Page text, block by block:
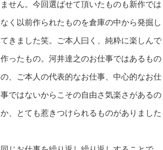
ません。今回選ばせて頂いたものも新作では
なく以前作られたものを倉庫の中から発掘し
てきました笑。ご本人曰く、純粋に楽しんで
作ったもの。河井達之のお仕事ではあるもの
の、ご本人の代表的なお仕事、中心的なお仕
事ではないからこその自由さ気楽さがあるの
か、とても惹きつけられるものがありました